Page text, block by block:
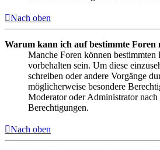
Nach oben
Warum kann ich auf bestimmte Foren
Manche Foren können bestimmten
vorbehalten sein. Um diese
schreiben oder andere Vorgänge
möglicherweise besondere
Moderator oder Administrator nach
Berechtigungen.
Nach oben